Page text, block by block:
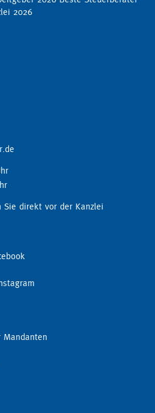
Sie direkt vor der Kanzlei
Mandanten